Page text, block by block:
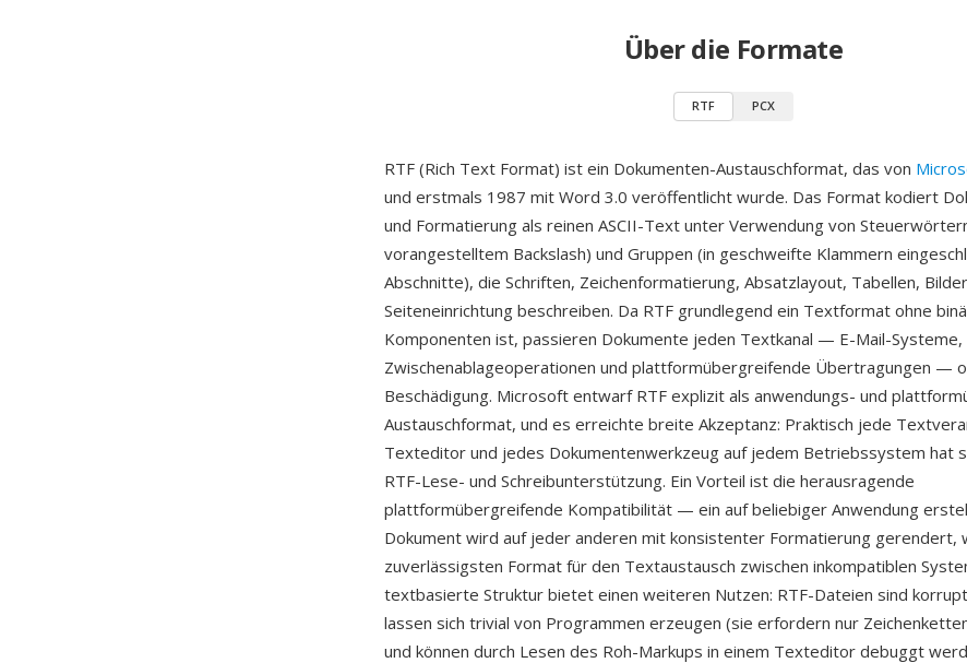
Über die Formate
RTF PCX
RTF (Rich Text Format) ist ein Dokumenten-Austauschformat, das von
und erstmals 1987 mit Word 3.0 veröffentlicht wurde. Das Format kodiert
und Formatierung als reinen ASCII-Text unter Verwendung von
vorangestelltem Backslash) und Gruppen (in geschweifte Klammern
Abschnitte), die Schriften, Zeichenformatierung, Absatzlayout, Tabellen,
Seiteneinrichtung beschreiben. Da RTF grundlegend ein Textformat ohne
Komponenten ist, passieren Dokumente jeden Textkanal — E-Mail-Systeme,
Zwischenablageoperationen und plattformübergreifende Übertragungen —
Beschädigung. Microsoft entwarf RTF explizit als anwendungs- und
Austauschformat, und es erreichte breite Akzeptanz: Praktisch jede
Texteditor und jedes Dokumentenwerkzeug auf jedem Betriebssystem hat
RTF-Lese- und Schreibunterstützung. Ein Vorteil ist die herausragende
plattformübergreifende Kompatibilität — ein auf beliebiger Anwendung
Dokument wird auf jeder anderen mit konsistenter Formatierung gerendert,
zuverlässigsten Format für den Textaustausch zwischen inkompatiblen
textbasierte Struktur bietet einen weiteren Nutzen: RTF-Dateien sind
lassen sich trivial von Programmen erzeugen (sie erfordern nur
und können durch Lesen des Roh-Markups in einem Texteditor debuggt